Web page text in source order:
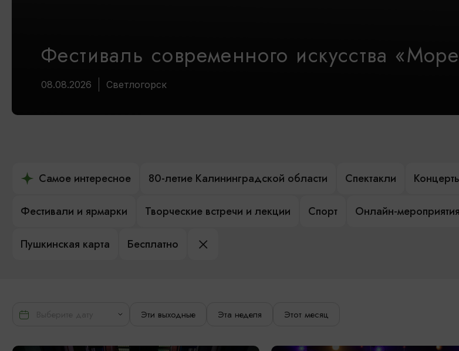
Фестиваль современного искусства
08.08.2026 Светлогорск
Самое интересное 80-летие Калининградской области Спектакли
Фестивали и ярмарки Творческие встречи и лекции Спорт Онлайн-мероприятия
Пушкинская карта Бесплатно
Эти выходные Эта неделя Этот месяц